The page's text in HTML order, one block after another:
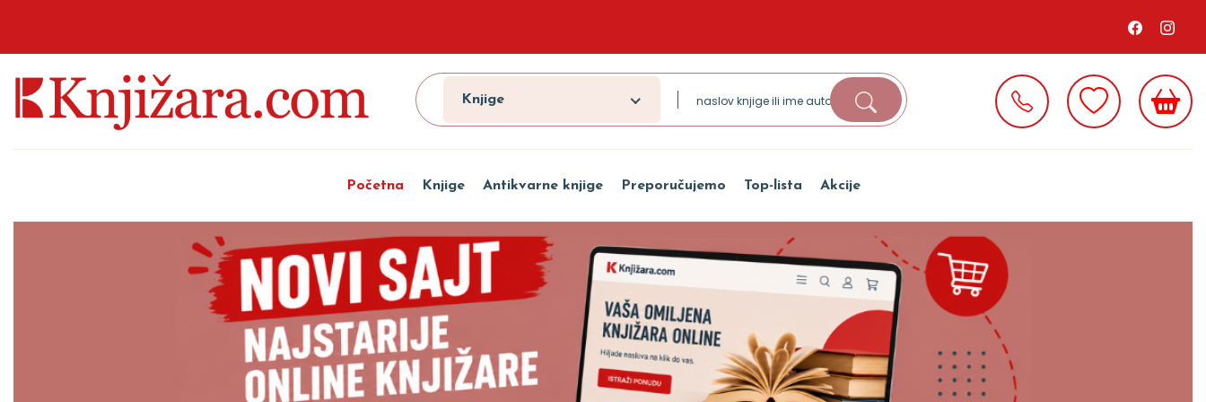
Knjige
Početna Knjige Antikvarne knjige Preporučujemo Top-lista Akcije